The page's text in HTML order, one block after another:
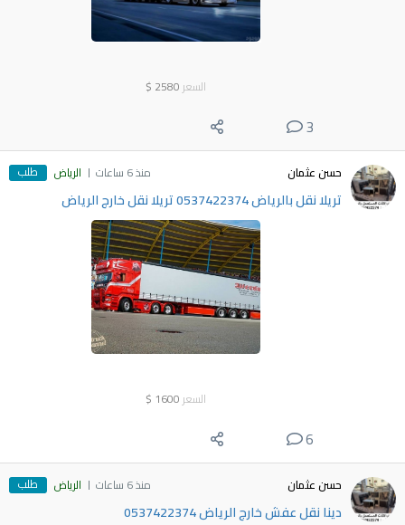
السعر 2580
$
3
حسن عثمان منذ 6 ساعات الرياض طلب
تريلا نقل بالرياض 0537422374 تريلا نقل خارج الرياض
السعر 1600
$
6
حسن عثمان منذ 6 ساعات الرياض طلب
دينا نقل عفش خارج الرياض 0537422374